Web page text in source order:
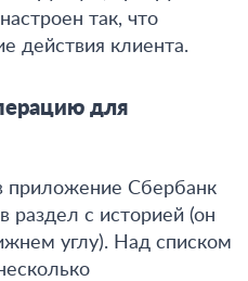
так, что
действия клиента.
для
приложение Сбербанк
раздел с историей (он
углу). Над списком